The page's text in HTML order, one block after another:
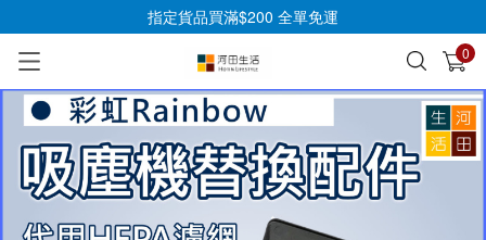
指定貨品買滿$200 全單免運
0
已加入購物車 查看